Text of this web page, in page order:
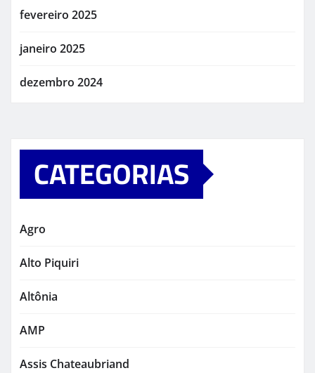
fevereiro 2025
janeiro 2025
dezembro 2024
CATEGORIAS
Agro
Alto Piquiri
Altônia
AMP
Assis Chateaubriand